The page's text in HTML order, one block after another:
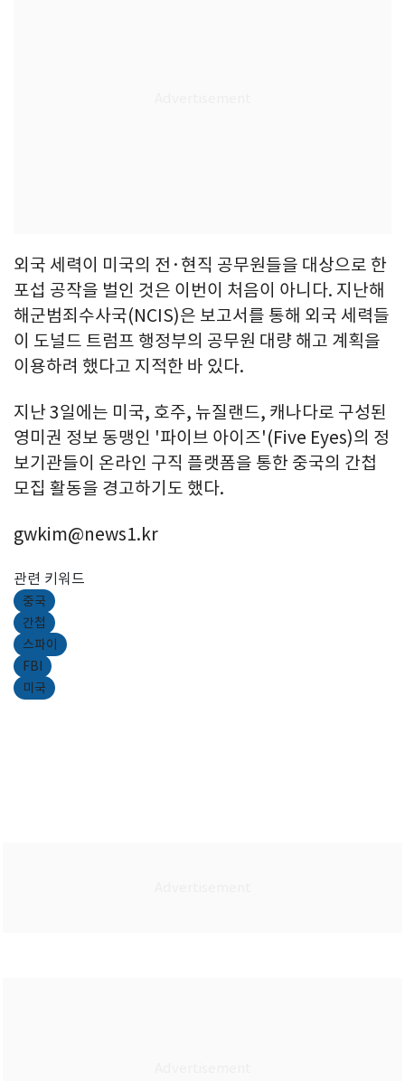
외국 세력이 미국의 전·현직 공무원들을 대상으로 한
포섭 공작을 벌인 것은 이번이 처음이 아니다. 지난해
해군범죄수사국(NCIS)은 보고서를 통해 외국 세력들
이 도널드 트럼프 행정부의 공무원 대량 해고 계획을
이용하려 했다고 지적한 바 있다.
지난 3일에는 미국, 호주, 뉴질랜드, 캐나다로 구성된
영미권 정보 동맹인 '파이브 아이즈'(Five Eyes)의 정
보기관들이 온라인 구직 플랫폼을 통한 중국의 간첩
모집 활동을 경고하기도 했다.
gwkim@news1.kr
관련 키워드
중국
간첩
스파이
FBI
미국